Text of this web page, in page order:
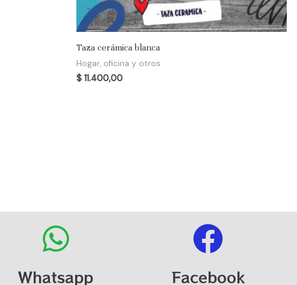
Taza cerámica blanca
Hogar, oficina y otros
$11.400,00
Whatsapp Facebook